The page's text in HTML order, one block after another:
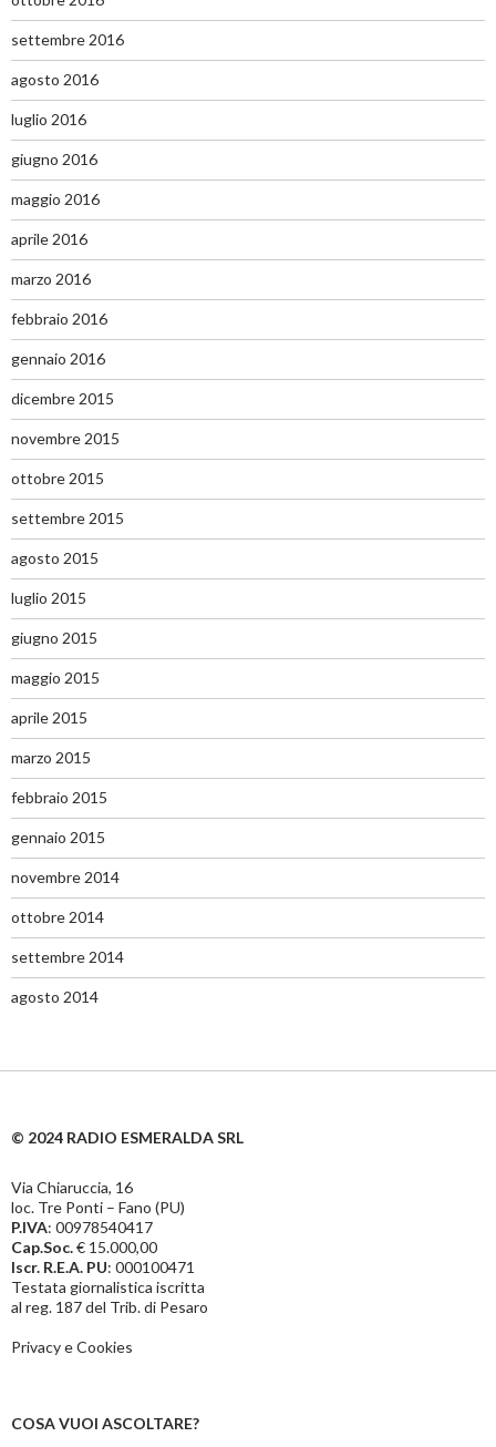
settembre 2016
agosto 2016
luglio 2016
giugno 2016
maggio 2016
aprile 2016
marzo 2016
febbraio 2016
gennaio 2016
dicembre 2015
novembre 2015
ottobre 2015
settembre 2015
agosto 2015
luglio 2015
giugno 2015
maggio 2015
aprile 2015
marzo 2015
febbraio 2015
gennaio 2015
novembre 2014
ottobre 2014
settembre 2014
agosto 2014
© 2024 RADIO ESMERALDA SRL
Via Chiaruccia, 16
loc. Tre Ponti – Fano (PU)
P.IVA: 00978540417
Cap.Soc.€ 15.000,00
Iscr. R.E.A. PU: 000100471
Testata giornalistica iscritta
al reg. 187 del Trib. di Pesaro
Privacy e Cookies
COSA VUOI ASCOLTARE?